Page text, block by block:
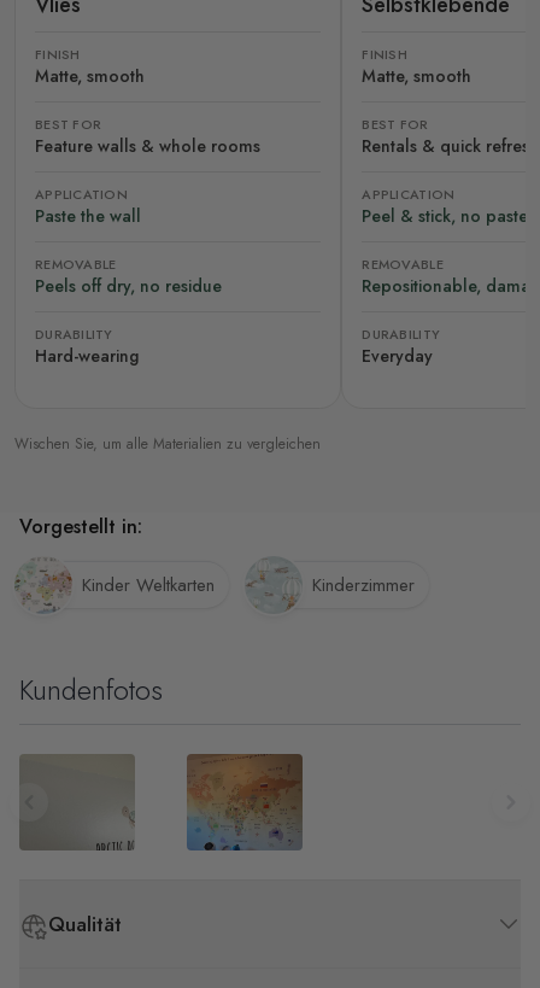
FINISH
Matte, smooth
BEST FOR
Feature walls & whole rooms
APPLICATION
Paste the wall
REMOVABLE
Peels off dry, no residue
DURABILITY
Hard-wearing
FINISH
Matte, smooth
BEST FOR
Rentals & quick
APPLICATION
Peel & stick, no paste
REMOVABLE
Repositionable,
DURABILITY
Everyday
Wischen Sie, um alle Materialien zu vergleichen
Qualität
Vorgestellt in:
Kinder Weltkarten Kinderzimmer
Kundenfotos